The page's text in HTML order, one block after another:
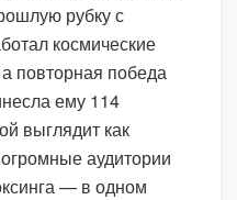
рубку с
космические
повторная победа
ему 114
выглядит как
аудитории
— в одном